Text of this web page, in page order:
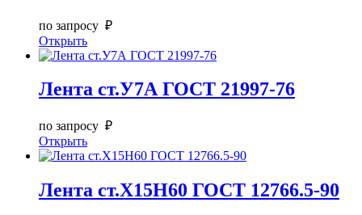
по запросу ₽
Открыть
Лента ст.У7А ГОСТ 21997-76
по запросу ₽
Открыть
Лента ст.Х15Н60 ГОСТ 12766.5-90